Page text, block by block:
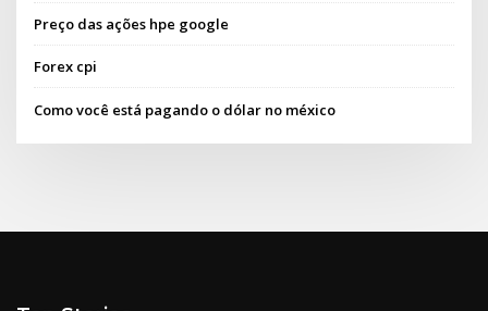
Preço das ações hpe google
Forex cpi
Como você está pagando o dólar no méxico